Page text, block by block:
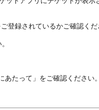
登録されているかご確認くだ
。
たって」をご確認ください。